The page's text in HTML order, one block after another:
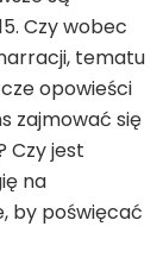
Czy wobec
tematu
opowieści
zajmować się
Czy jest
na
by poświęcać